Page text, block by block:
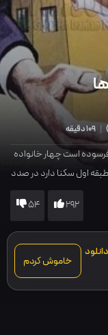
)
| 109 دقیقه
است چهار خانواده
اول سکنا دارد در صدد
292
54
خاموش کردم